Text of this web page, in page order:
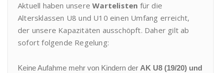
Aktuell haben unsereWartelisten für die
Altersklassen U8 und U10 einen Umfang erreicht,
der unsere Kapazitäten ausschöpft. Daher gilt ab
sofort folgende Regelung:
Keine Aufahme mehr von Kindern der AK U8 (19/20) und